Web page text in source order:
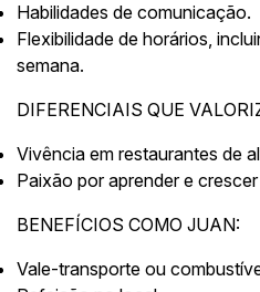
Habilidades de comunicação.
Flexibilidade de horários,
semana.
DIFERENCIAIS QUE
Vivência em restaurantes de
Paixão por aprender e
BENEFÍCIOS COMO JUAN:
Vale-transporte ou